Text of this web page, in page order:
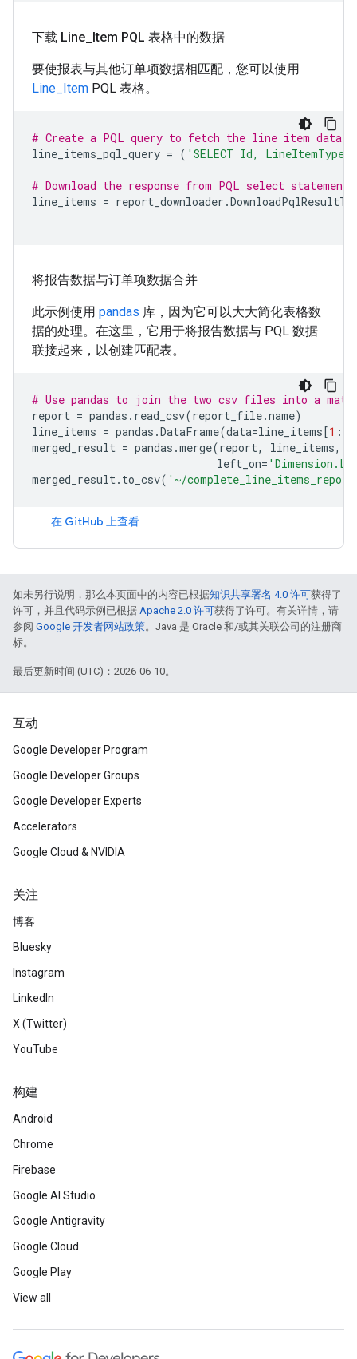
下载 Line Item PQL 表格中的数据
要使报表与其他订单项数据相匹配，您可以使用
Line_Item PQL 表格。
# Create a PQL query to fetch the line item data
line_items_pql_query = ( 'SELECT Id,
# Download the response from PQL select statement
line_items = report_downloader .
将报告数据与订单项数据合并
此示例使用 pandas 库，因为它可以大大简化表格数
据的处理。在这里，它用于将报告数据与 PQL 数据
联接起来，以创建匹配表。
# Use pandas to join the two csv files into a
report = pandas . read_csv(report_file.name)
line_items = pandas .DataFrame(data=line_items[1 :],
merged_result = pandas .merge(report, line_items,
left_on=
merged_result. to_csv( '~/
在 GitHub 上查看
如未另行说明，那么本页面中的内容已根据知识共享署名 4.0 许可获得了
许可，并且代码示例已根据 Apache 2.0 许可获得了许可。有关详情，请
参阅 Google 开发者网站政策。Java 是 Oracle 和/或其关联公司的注册商
标。
最后更新时间 (UTC)：2026-06-10。
互动
Google Developer Program
Google Developer Groups
Google Developer Experts
Accelerators
Google Cloud & NVIDIA
关注
博客
Bluesky
Instagram
LinkedIn
X (Twitter)
YouTube
构建
Android
Chrome
Firebase
Google AI Studio
Google Antigravity
Google Cloud
Google Play
View all